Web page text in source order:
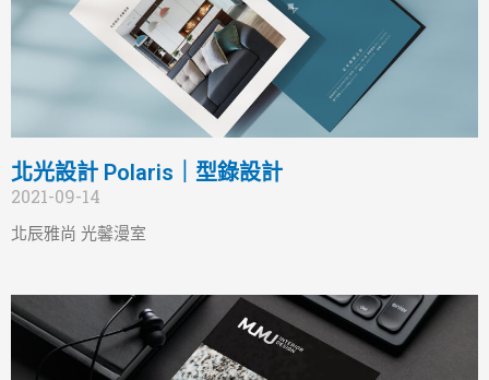
北光設計 Polaris｜型錄設計
2021-09-14
北辰雅尚 光馨漫室